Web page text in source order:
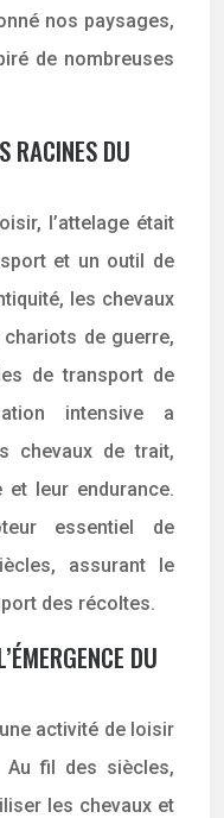
nos paysages,
de nombreuses
RACINES DU
l’attelage était
et un outil de
les chevaux
de guerre,
de transport de
intensive a
chevaux de trait,
leur endurance.
essentiel de
assurant le
des récoltes.
DU
activité de loisir
Au fil des siècles,
les chevaux et